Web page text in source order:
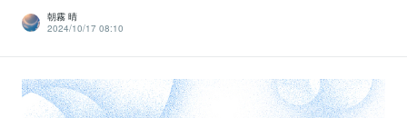
朝霧 晴
2024/10/17 08:10